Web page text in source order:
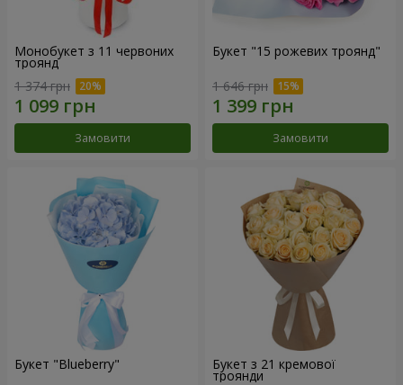
Монобукет з 11 червоних
троянд
1 374 грн
Замовити
Букет "15 рожевих троянд"
1 646 грн
Замовити
Букет "Blueberry" Букет з 21 кремової
троянди